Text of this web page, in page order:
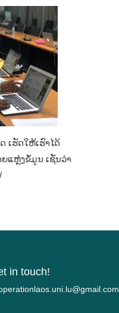
ເຮັດໃຫ້ເຮົາໄດ້
ແຫຼ່ງຂໍ້ມູນ ເຊັ່ນວ່າ
in touch!